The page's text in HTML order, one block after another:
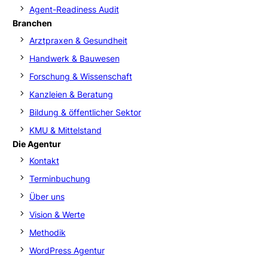
Agent-Readiness Audit
Branchen
Arztpraxen & Gesundheit
Handwerk & Bauwesen
Forschung & Wissenschaft
Kanzleien & Beratung
Bildung & öffentlicher Sektor
KMU & Mittelstand
Die Agentur
Kontakt
Terminbuchung
Über uns
Vision & Werte
Methodik
WordPress Agentur